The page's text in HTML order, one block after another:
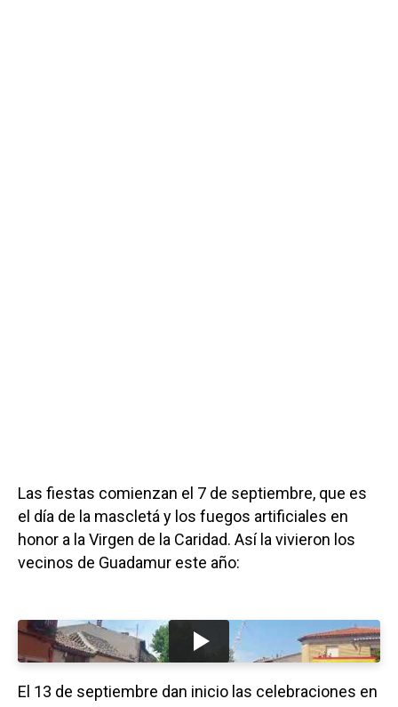
Las fiestas comienzan el 7 de septiembre, que es
el día de la mascletá y los fuegos artificiales en
honor a la Virgen de la Caridad. Así la vivieron los
vecinos de Guadamur este año:
El 13 de septiembre dan inicio las celebraciones en